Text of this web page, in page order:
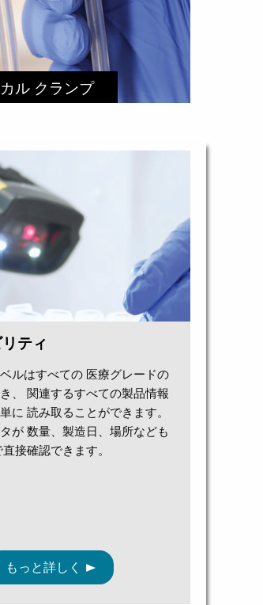
ル クランプ
ティ
ルはすべての 医療グレードの
、 関連するすべての製品情報
に 読み取ることができます。
が 数量、製造日、場所なども
接確認できます。
もっと詳しく